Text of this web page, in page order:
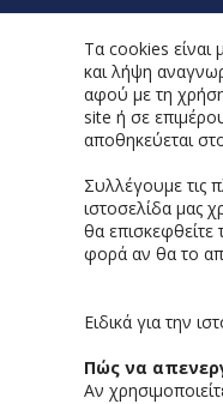
Τα cookies είναι
και λήψη
αφού με τη χρήση
site ή σε
αποθηκεύεται
Συλλέγουμε τις
ιστοσελίδα μας
θα
φορά αν θα το
Ειδικά για την
Πώς να
Αν